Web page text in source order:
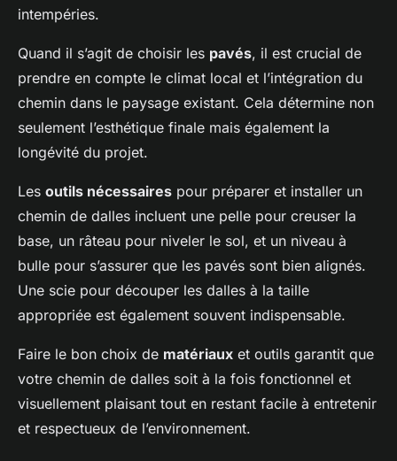
intempéries.
Quand il s’agit de choisir les pavés, il est crucial de
prendre en compte le climat local et l’intégration du
chemin dans le paysage existant. Cela détermine non
seulement l’esthétique finale mais également la
longévité du projet.
Les outils nécessaires pour préparer et installer un
chemin de dalles incluent une pelle pour creuser la
base, un râteau pour niveler le sol, et un niveau à
bulle pour s’assurer que les pavés sont bien alignés.
Une scie pour découper les dalles à la taille
appropriée est également souvent indispensable.
Faire le bon choix de matériaux et outils garantit que
votre chemin de dalles soit à la fois fonctionnel et
visuellement plaisant tout en restant facile à entretenir
et respectueux de l’environnement.